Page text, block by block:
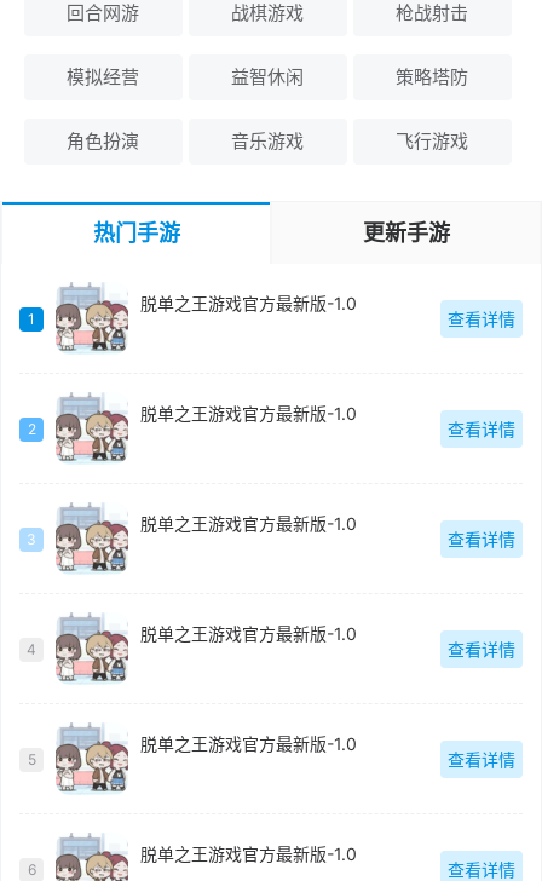
回合网游 战棋游戏 枪战射击
模拟经营 益智休闲 策略塔防
角色扮演 音乐游戏 飞行游戏
热门手游 更新手游
1
脱单之王游戏官方最新版-1.0
查看详情
2
脱单之王游戏官方最新版-1.0
查看详情
3
脱单之王游戏官方最新版-1.0
查看详情
4
脱单之王游戏官方最新版-1.0
查看详情
5
脱单之王游戏官方最新版-1.0
查看详情
6
脱单之王游戏官方最新版-1.0
查看详情